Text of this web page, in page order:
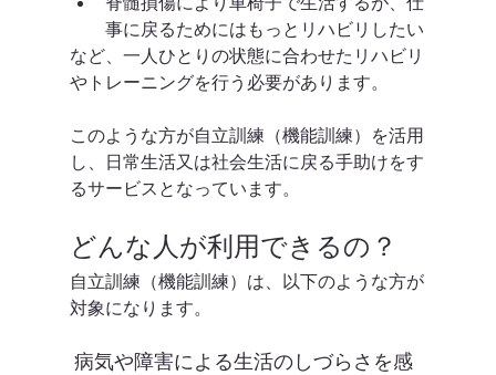
事に戻るためにはもっとリハビリしたい
など、一人ひとりの状態に合わせたリハビリ
やトレーニングを行う必要があります。
このような方が自立訓練（機能訓練）を活用
し、日常生活又は社会生活に戻る手助けをす
るサービスとなっています。
どんな人が利用できるの？
自立訓練（機能訓練）は、以下のような方が
対象になります。
病気や障害による生活のしづらさを感